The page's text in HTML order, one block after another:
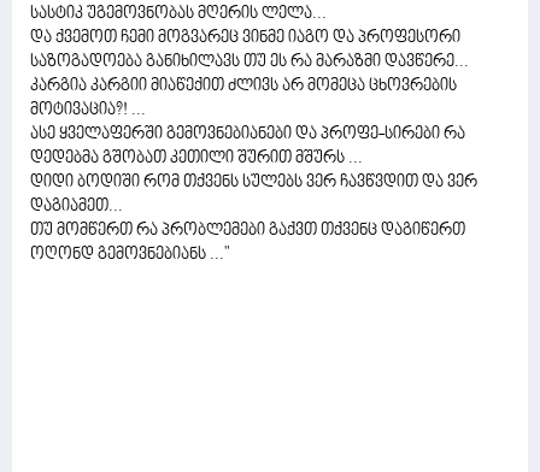
სასტიკ უგემოვნობას მღერის ლელა...
და ქვემოთ ჩემი მოგვარეც ვინმე იაგო და პროფესორი
საზოგადოება განიხილავს თუ ეს რა მარაზმი დავწერე...
კარგია კარგიი მიაწექით ძლივს არ მომეცა ცხოვრების
მოტივაცია?! ...
ასე ყველაფერში გემოვნებიანები და პროფე-სირები რა
დედებმა გშობათ კეთილი შურით მშურს ...
დიდი ბოდიში რომ თქვენს სულებს ვერ ჩავწვდით და ვერ
დაგიამეთ...
თუ მომწერთ რა პრობლემები გაქვთ თქვენც დაგიწერთ
ოღონდ გემოვნებიანს ..."